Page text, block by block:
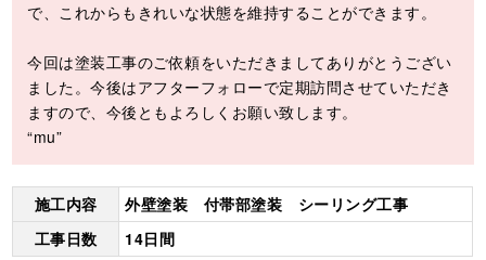
で、これからもきれいな状態を維持することができます。
今回は塗装工事のご依頼をいただきましてありがとうござい
ました。今後はアフターフォローで定期訪問させていただき
ますので、今後ともよろしくお願い致します。
“mu”
施工内容
外壁塗装 付帯部塗装 シーリング工事
工事日数
14日間